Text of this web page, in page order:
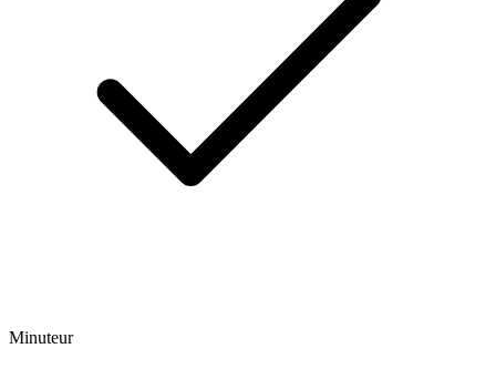
Minuteur